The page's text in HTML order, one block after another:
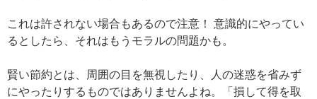
これは許されない場合もあるので注意！ 意識的にやってい
るとしたら、それはもうモラルの問題かも。
賢い節約とは、周囲の目を無視したり、人の迷惑を省みず
にやったりするものではありませんよね。「損して得を取